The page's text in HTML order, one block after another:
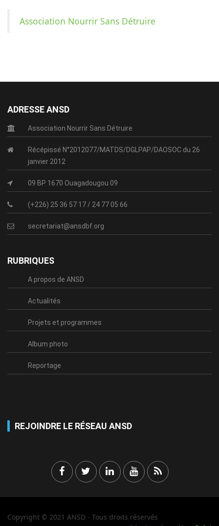
Association Nourrir Sans Détruire
ADRESSE ANSD
Association Nourrir Sans Détruire
Récépissé N°2012077/MATDS/DGLPAP/DAOSOC du 26
janvier 2012
09 BP 1670 Ouagadougou 09
(+226) 25 36 57 17 / 24 77 05 66
secretariat@ansdbf.org
RUBRIQUES
A propos de ANSD
Actualités
Projets et programmes
Album photo
Reportage
REJOINDRE LE RÉSEAU ANSD
Copyright © 2021 ANSD - Tous droits réservés